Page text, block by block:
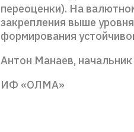
переоценки). На
закрепления выше
формирования
Антон Манаев,
ИФ «ОЛМА»